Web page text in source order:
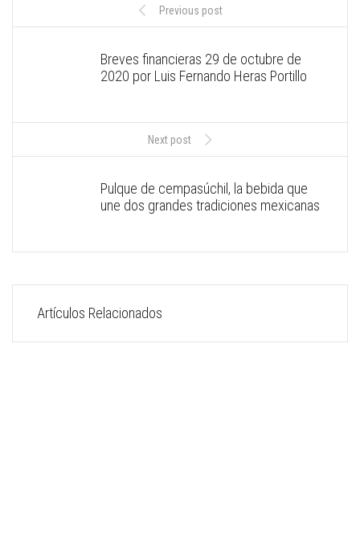
Previous post
Breves financieras 29 de octubre de
2020 por Luis Fernando Heras Portillo
Next post
Pulque de cempasúchil, la bebida que
une dos grandes tradiciones mexicanas
Artículos Relacionados